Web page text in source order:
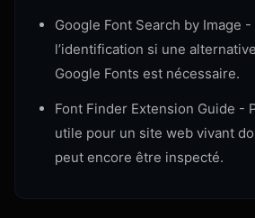
Google Font Search by Image -
l’identification si une
Google Fonts est nécessaire.
Font Finder Extension Guide -
utile pour un site web vivant
peut encore être inspecté.